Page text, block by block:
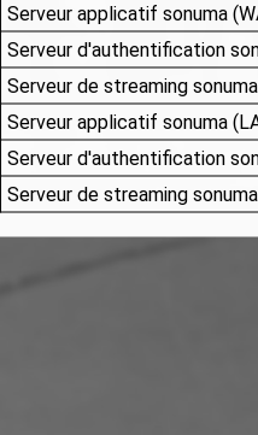
Serveur applicatif sonuma
Serveur d'authentification
Serveur de streaming
Serveur applicatif sonuma
Serveur d'authentification
Serveur de streaming